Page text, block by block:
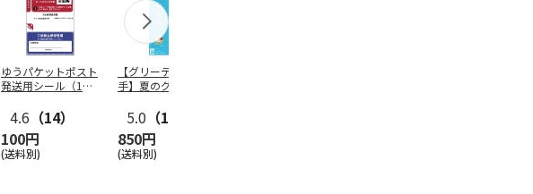
ゆうパケットポスト
発送用シール（1個
4.6 （14）
100円
(送料別)
【グリーティング切
手】夏のグリーティ
5.0 （10）
850円
(送料別)